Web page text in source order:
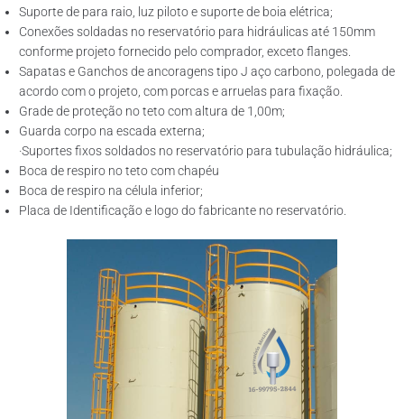
Suporte de para raio, luz piloto e suporte de boia elétrica;
Conexões soldadas no reservatório para hidráulicas até 150mm
conforme projeto fornecido pelo comprador, exceto flanges.
Sapatas e Ganchos de ancoragens tipo J aço carbono, polegada de
acordo com o projeto, com porcas e arruelas para fixação.
Grade de proteção no teto com altura de 1,00m;
Guarda corpo na escada externa;
·Suportes fixos soldados no reservatório para tubulação hidráulica;
Boca de respiro no teto com chapéu
Boca de respiro na célula inferior;
Placa de Identificação e logo do fabricante no reservatório.